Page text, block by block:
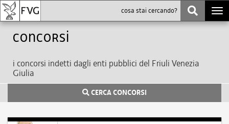
Concorsi
i concorsi indetti dagli enti pubblici del Friuli Venezia
Giulia
CERCA CONCORSI